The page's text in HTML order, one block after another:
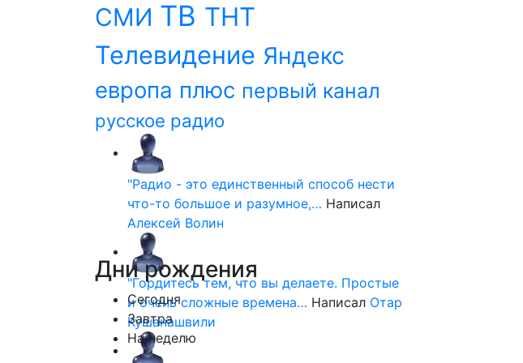
СМИ ТВ ТНТ
Телевидение Яндекс
европа плюс первый канал
русское радио
"Радио - это единственный способ нести
что-то большое и разумное,… Написал
Алексей Волин
"Гордитесь тем, что вы делаете. Простые
и очень сложные времена… Написал Отар
Кушанашвили
Днирождения
Сегодня
Завтра
На неделю